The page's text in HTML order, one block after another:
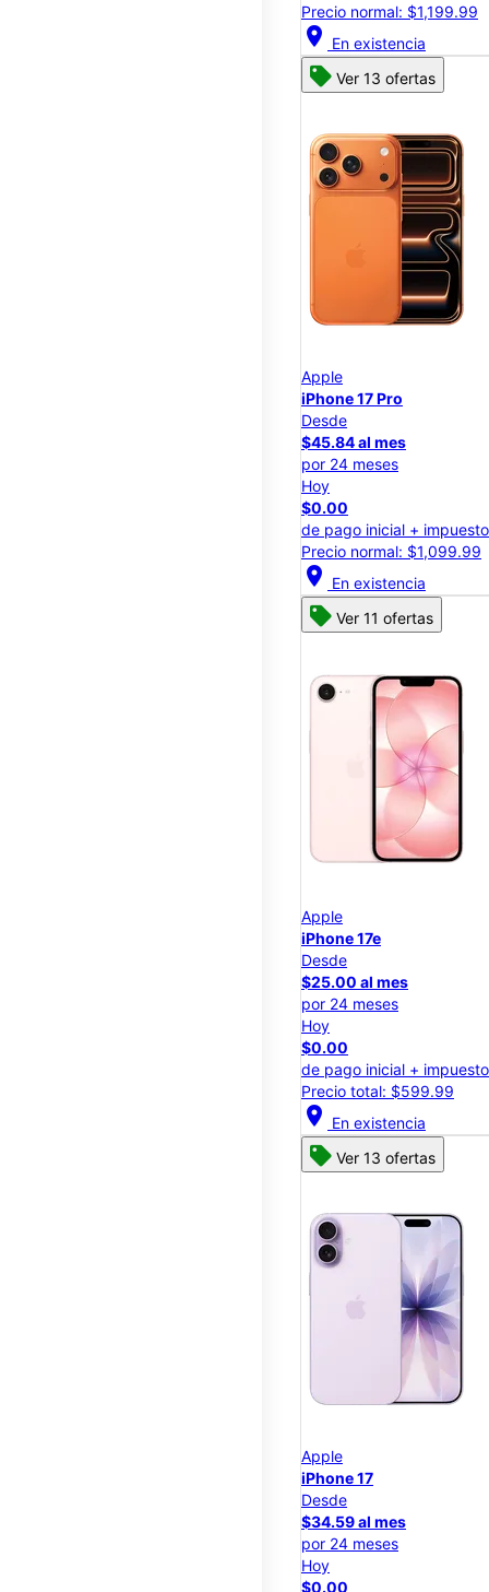
Precio normal: $1,199.99
location_on En existencia
Ver 13 ofertas
Apple
iPhone 17 Pro
Desde
$45.84 al mes
por 24 meses
Hoy
$0.00
de pago inicial +
Precio normal: $1,099.99
location_on En existencia
Ver 11 ofertas
Apple
iPhone 17e
Desde
$25.00 al mes
por 24 meses
Hoy
$0.00
de pago inicial +
Precio total: $599.99
location_on En existencia
Ver 13 ofertas
Apple
iPhone 17
Desde
$34.59 al mes
por 24 meses
Hoy
$0.00